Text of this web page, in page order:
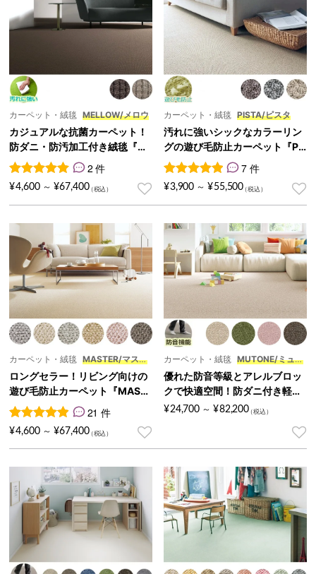
カーペット・絨毯 MELLOW/メロウ
カジュアルな抗菌カーペット！
防ダニ・防汚加工付き絨毯『M
ELLOW/メロウ』
2
件の利用者評価に基づく5段階評価のうち、5.00点
2 件
¥4,600 ～ ¥67,400
カーペット・絨毯 PISTA/ピスタ
汚れに強いシックなカラーリン
グの遊び毛防止カーペット『PI
STA/ピスタ』
7
件の利用者評価に基づく5段
7 件
¥3,900 ～ ¥ 55,500
カーペット・絨毯
MASTER/マスタ
ー
ロングセラー！リビング向けの
遊び毛防止カーペット『MAST
ER/マスター』
21
件の利用者評価に基づく5段階評価のうち、
21 件
¥4,600 ～ ¥67,400
カーペット・絨毯 MUTONE/ミュー
トン
優れた防音等級とアレルブロッ
クで快適空間！防ダニ付き軽量
3～10畳カーペット『MUTON
¥24,700 ～ ¥82,200